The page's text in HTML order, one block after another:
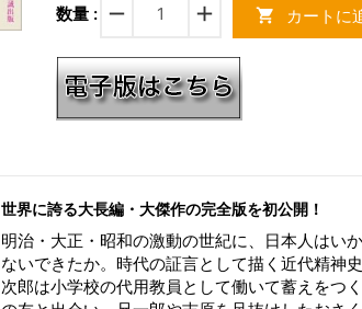
数量 : remove add shopping_cart カートに
世界に誇る大長編・大傑作の完全版を初公開！
明治・大正・昭和の激動の世紀に、日本人はい
ないできたか。時代の証言として描く近代精神史
次郎は小学校の代用教員として働いて蓄えをつ